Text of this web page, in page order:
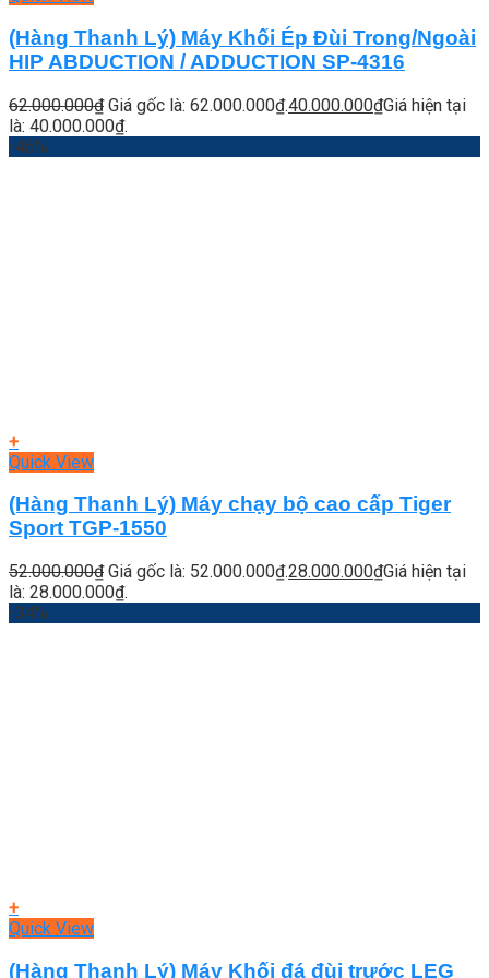
(Hàng Thanh Lý) Máy Khối Ép Đùi Trong/Ngoài
HIP ABDUCTION / ADDUCTION SP-4316
62.000.000₫ Giá gốc là: 62.000.000₫.40.000.000₫Giá hiện tại
là: 40.000.000₫.
-46%
+
Quick View
(Hàng Thanh Lý) Máy chạy bộ cao cấp Tiger
Sport TGP-1550
52.000.000₫ Giá gốc là: 52.000.000₫.28.000.000₫Giá hiện tại
là: 28.000.000₫.
-34%
+
Quick View
(Hàng Thanh Lý) Máy Khối đá đùi trước LEG